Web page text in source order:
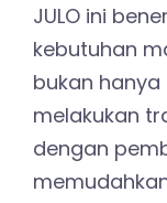
JULO ini
kebutuhan
bukan
melakukan
dengan